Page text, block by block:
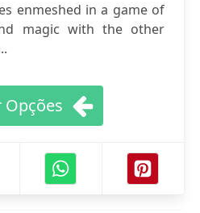
enmeshed in a game of
magic with the other
Opções